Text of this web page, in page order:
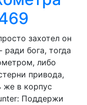
захотел он
бога, тогда
либо
привода,
же в корпус
Поддержи